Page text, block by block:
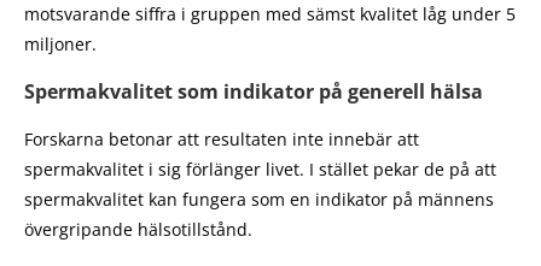
motsvarande siffra i gruppen med sämst kvalitet låg under 5
miljoner.
Spermakvalitet som indikator på generell hälsa
Forskarna betonar att resultaten inte innebär att
spermakvalitet i sig förlänger livet. I stället pekar de på att
spermakvalitet kan fungera som en indikator på männens
övergripande hälsotillstånd.